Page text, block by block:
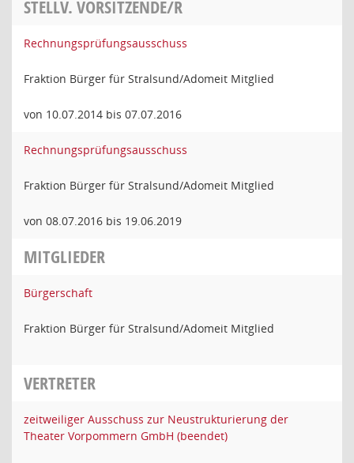
STELLV. VORSITZENDE/R
Rechnungsprüfungsausschuss
Fraktion Bürger für Stralsund/Adomeit Mitglied
von 10.07.2014 bis 07.07.2016
Rechnungsprüfungsausschuss
Fraktion Bürger für Stralsund/Adomeit Mitglied
von 08.07.2016 bis 19.06.2019
MITGLIEDER
Bürgerschaft
Fraktion Bürger für Stralsund/Adomeit Mitglied
VERTRETER
zeitweiliger Ausschuss zur Neustrukturierung der
Theater Vorpommern GmbH (beendet)